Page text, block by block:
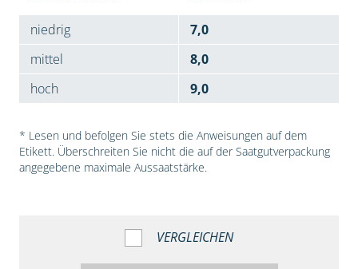
niedrig
7,0
mittel
8,0
hoch
9,0
* Lesen und befolgen Sie stets die Anweisungen auf dem
Etikett. Überschreiten Sie nicht die auf der Saatgutverpackung
angegebene maximale Aussaatstärke.
VERGLEICHEN